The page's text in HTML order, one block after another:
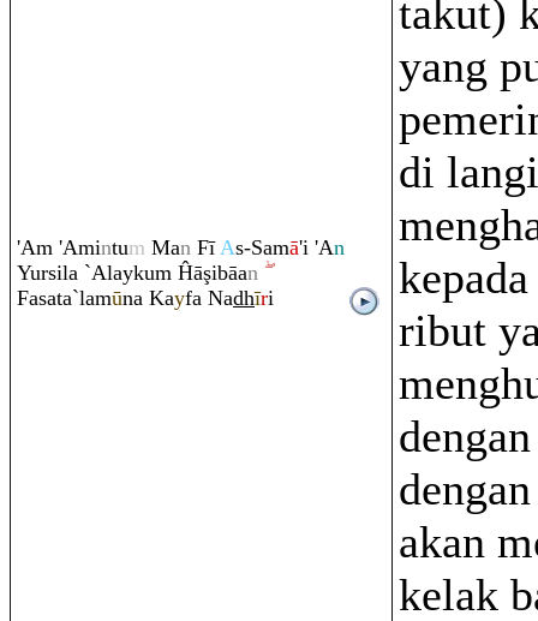
'Am 'Amintum Man FīAs-Samā'i 'An
Yursila `Alaykum Ĥāşibāan
Fasata`lamūna Kayfa Nadhīri
takut)
yang
di
ribut
akan
kelak